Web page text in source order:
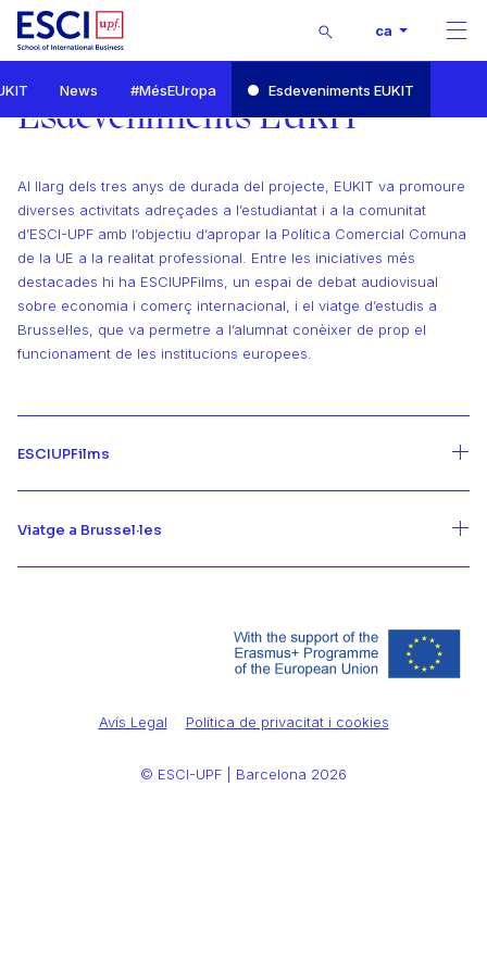
Buscar ca
EUKIT - Coneixement i innovació per als reptes del comerç europeu
Esdeveniments EUKIT
News #MésEUropa Esdeveniments EUKIT
Esdeveniments EUKIT
Al llarg dels tres anys de durada del projecte, EUKIT va promoure
diverses activitats adreçades a l’estudiantat i a la comunitat
d’ESCI-UPF amb l’objectiu d’apropar la Política Comercial Comuna
de la UE a la realitat professional. Entre les iniciatives més
destacades hi ha ESCIUPFilms, un espai de debat audiovisual
sobre economia i comerç internacional, i el viatge d’estudis a
Brussel·les, que va permetre a l’alumnat conèixer de prop el
funcionament de les institucions europees.
ESCIUPFilms
Viatge a Brussel·les
Avís Legal Política de privacitat i cookies
© ESCI-UPF | Barcelona 2026